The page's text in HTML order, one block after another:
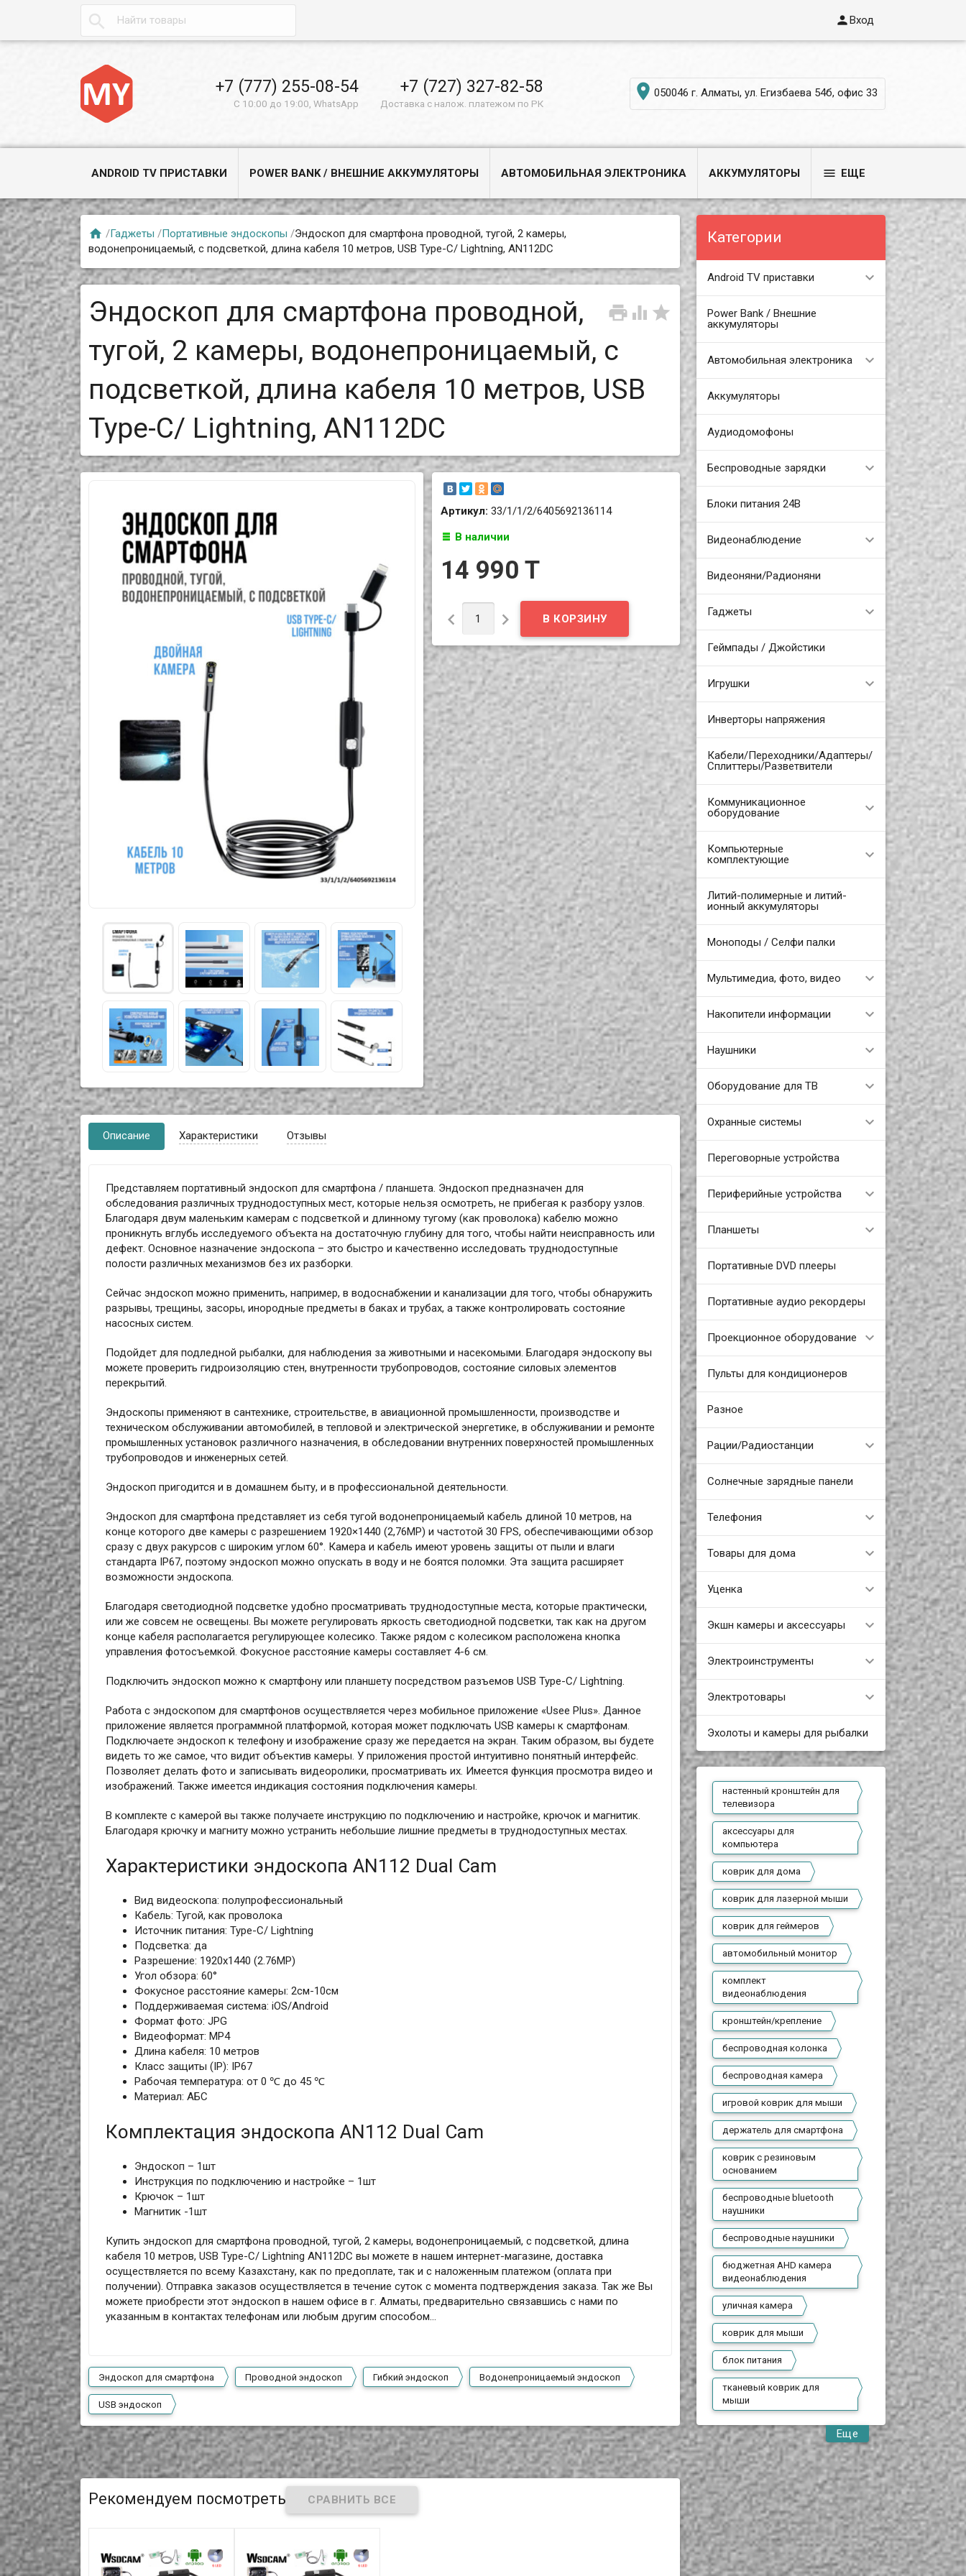
 Вход
+7 (777) 255-08-54
С 10:00 до 19:00, WhatsApp
+7 (727) 327-82-58
Доставка с налож. платежом по РК
 050046 г. Алматы, ул. Егизбаева 54б, офис 33
ANDROID TV ПРИСТАВКИ POWER BANK / ВНЕШНИЕ АККУМУЛЯТОРЫ АВТОМОБИЛЬНАЯ ЭЛЕКТРОНИКА АККУМУЛЯТОРЫ  ЕЩЕ
Категории
Android TV приставки
Power Bank / Внешние
аккумуляторы
Автомобильная электроника
Аккумуляторы
Аудиодомофоны
Беспроводные зарядки
Блоки питания 24В
Видеонаблюдение
Видеоняни/Радионяни
Гаджеты
Геймпады / Джойстики
Игрушки
Инверторы напряжения
Кабели/Переходники/Адаптеры/
Сплиттеры/Разветвители
Коммуникационное
оборудование
Компьютерные
комплектующие
Литий-полимерные и литий-
ионный аккумуляторы
Моноподы / Селфи палки
Мультимедиа, фото, видео
Накопители информации
Наушники
Оборудование для ТВ
Охранные системы
Переговорные устройства
Периферийные устройства
Планшеты
Портативные DVD плееры
Портативные аудио рекордеры
Проекционное оборудование
Пульты для кондиционеров
Разное
Рации/Радиостанции
Солнечные зарядные панели
Телефония
Товары для дома
Уценка
Экшн камеры и аксессуары
Электроинструменты
Электротовары
Эхолоты и камеры для рыбалки
настенный кронштейн для
телевизора
аксессуары для
компьютера
коврик для дома
коврик для лазерной мыши
коврик для геймеров
автомобильный монитор
комплект
видеонаблюдения
кронштейн/крепление
беспроводная колонка
беспроводная камера
игровой коврик для мыши
держатель для смартфона
коврик с резиновым
основанием
беспроводные bluetooth
наушники
беспроводные наушники
бюджетная AHD камера
видеонаблюдения
уличная камера
коврик для мыши
блок питания
тканевый коврик для
мыши
Еще
 /Гаджеты /Портативные эндоскопы /Эндоскоп для смартфона проводной, тугой, 2 камеры,
водонепроницаемый, с подсветкой, длина кабеля 10 метров, USB Type-C/ Lightning, AN112DC
  
Эндоскоп для смартфона проводной,
тугой, 2 камеры, водонепроницаемый, с
подсветкой, длина кабеля 10 метров, USB
Type-C/ Lightning, AN112DC
Артикул: 33/1/1/2/6405692136114
В наличии
14 990 T
 
Описание Характеристики Отзывы
Представляем портативный эндоскоп для смартфона / планшета. Эндоскоп предназначен для
обследования различных труднодоступных мест, которые нельзя осмотреть, не прибегая к разбору узлов.
Благодаря двум маленьким камерам с подсветкой и длинному тугому (как проволока) кабелю можно
проникнуть вглубь исследуемого объекта на достаточную глубину для того, чтобы найти неисправность или
дефект. Основное назначение эндоскопа – это быстро и качественно исследовать труднодоступные
полости различных механизмов без их разборки.
Сейчас эндоскоп можно применить, например, в водоснабжении и канализации для того, чтобы обнаружить
разрывы, трещины, засоры, инородные предметы в баках и трубах, а также контролировать состояние
насосных систем.
Подойдет для подледной рыбалки, для наблюдения за животными и насекомыми. Благодаря эндоскопу вы
можете проверить гидроизоляцию стен, внутренности трубопроводов, состояние силовых элементов
перекрытий.
Эндоскопы применяют в сантехнике, строительстве, в авиационной промышленности, производстве и
техническом обслуживании автомобилей, в тепловой и электрической энергетике, в обслуживании и ремонте
промышленных установок различного назначения, в обследовании внутренних поверхностей промышленных
трубопроводов и инженерных сетей.
Эндоскоп пригодится и в домашнем быту, и в профессиональной деятельности.
Эндоскоп для смартфона представляет из себя тугой водонепроницаемый кабель длиной 10 метров, на
конце которого две камеры с разрешением 1920×1440 (2,76MP) и частотой 30 FPS, обеспечивающими обзор
сразу с двух ракурсов c широким углом 60°. Камера и кабель имеют уровень защиты от пыли и влаги
стандарта IP67, поэтому эндоскоп можно опускать в воду и не боятся поломки. Эта защита расширяет
возможности эндоскопа.
Благодаря светодиодной подсветке удобно просматривать труднодоступные места, которые практически,
или же совсем не освещены. Вы можете регулировать яркость светодиодной подсветки, так как на другом
конце кабеля располагается регулирующее колесико. Также рядом с колесиком расположена кнопка
управления фотосъемкой. Фокусное расстояние камеры составляет 4-6 см.
Подключить эндоскоп можно к смартфону или планшету посредством разъемов USB Type-C/ Lightning.
Работа с эндоскопом для смартфонов осуществляется через мобильное приложение «Usee Plus». Данное
приложение является программной платформой, которая может подключать USB камеры к смартфонам.
Подключаете эндоскоп к телефону и изображение сразу же передается на экран. Таким образом, вы будете
видеть то же самое, что видит объектив камеры. У приложения простой интуитивно понятный интерфейс.
Позволяет делать фото и записывать видеоролики, просматривать их. Имеется функция просмотра видео и
изображений. Также имеется индикация состояния подключения камеры.
В комплекте с камерой вы также получаете инструкцию по подключению и настройке, крючок и магнитик.
Благодаря крючку и магниту можно устранить небольшие лишние предметы в труднодоступных местах.
Характеристики эндоскопа AN112 Dual Cam
Вид видеоскопа: полупрофессиональный
Кабель: Тугой, как проволока
Источник питания: Type-C/ Lightning
Подсветка: да
Разрешение: 1920x1440 (2.76MP)
Угол обзора: 60°
Фокусное расстояние камеры: 2см-10см
Поддерживаемая система: iOS/Android
Формат фото: JPG
Видеоформат: MP4
Длина кабеля: 10 метров
Класс защиты (IP): IP67
Рабочая температура: от 0 ℃ до 45 ℃
Материал: АБС
Комплектация эндоскопа AN112 Dual Cam
Эндоскоп – 1шт
Инструкция по подключению и настройке – 1шт
Крючок – 1шт
Магнитик -1шт
Купить эндоскоп для смартфона проводной, тугой, 2 камеры, водонепроницаемый, с подсветкой, длина
кабеля 10 метров, USB Type-C/ Lightning AN112DC вы можете в нашем интернет-магазине, доставка
осуществляется по всему Казахстану, как по предоплате, так и с наложенным платежом (оплата при
получении). Отправка заказов осуществляется в течение суток с момента подтверждения заказа. Так же Вы
можете приобрести этот эндоскоп в нашем офисе в г. Алматы, предварительно связавшись с нами по
указанным в контактах телефонам или любым другим способом…
Эндоскоп для смартфона Проводной эндоскоп Гибкий эндоскоп Водонепроницаемый эндоскоп
USB эндоскоп
Рекомендуем посмотреть